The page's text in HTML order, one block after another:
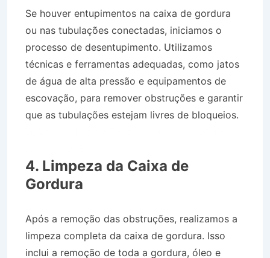
Se houver entupimentos na caixa de gordura
ou nas tubulações conectadas, iniciamos o
processo de desentupimento. Utilizamos
técnicas e ferramentas adequadas, como jatos
de água de alta pressão e equipamentos de
escovação, para remover obstruções e garantir
que as tubulações estejam livres de bloqueios.
4. Limpeza da Caixa de
Gordura
Após a remoção das obstruções, realizamos a
limpeza completa da caixa de gordura. Isso
inclui a remoção de toda a gordura, óleo e